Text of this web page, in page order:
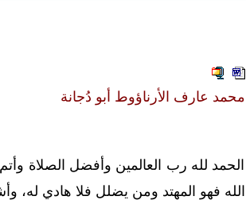
محمد عارف الأرناؤوط أبو دُجانة
الحمد لله رب العالمين وأفضل الصلاة
الله فهو المهتد ومن يضلل فلا هادي له،